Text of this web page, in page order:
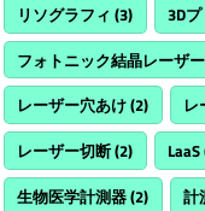
リソグラフィ (3) 3D
フォトニック結晶レーザー
レーザー穴あけ(2)
レーザー切断(2) LaaS
生物医学計測器(2) 計